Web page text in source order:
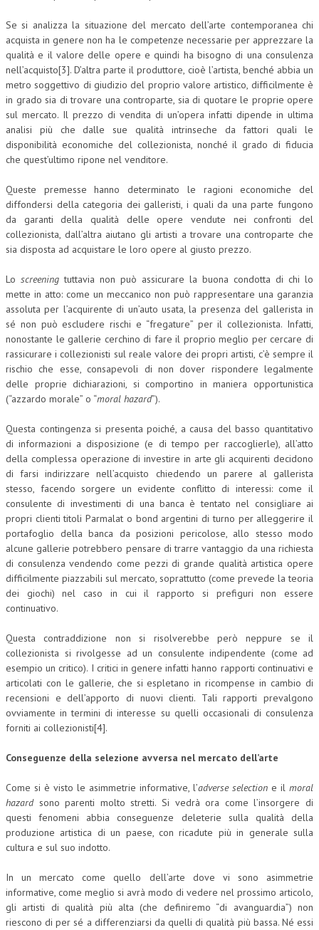
Se si analizza la situazione del mercato dell’arte contemporanea chi
acquista in genere non ha le competenze necessarie per apprezzare la
qualità e il valore delle opere e quindi ha bisogno di una consulenza
nell’acquisto[3]. D’altra parte il produttore, cioè l’artista, benché abbia un
metro soggettivo di giudizio del proprio valore artistico, difficilmente è
in grado sia di trovare una controparte, sia di quotare le proprie opere
sul mercato. Il prezzo di vendita di un’opera infatti dipende in ultima
analisi più che dalle sue qualità intrinseche da fattori quali le
disponibilità economiche del collezionista, nonché il grado di fiducia
che quest’ultimo ripone nel venditore.
Queste premesse hanno determinato le ragioni economiche del
diffondersi della categoria dei galleristi, i quali da una parte fungono
da garanti della qualità delle opere vendute nei confronti del
collezionista, dall’altra aiutano gli artisti a trovare una controparte che
sia disposta ad acquistare le loro opere al giusto prezzo.
Lo screening tuttavia non può assicurare la buona condotta di chi lo
mette in atto: come un meccanico non può rappresentare una garanzia
assoluta per l’acquirente di un’auto usata, la presenza del gallerista in
sé non può escludere rischi e “fregature” per il collezionista. Infatti,
nonostante le gallerie cerchino di fare il proprio meglio per cercare di
rassicurare i collezionisti sul reale valore dei propri artisti, c’è sempre il
rischio che esse, consapevoli di non dover rispondere legalmente
delle proprie dichiarazioni, si comportino in maniera opportunistica
(“azzardo morale” o “moral hazard”).
Questa contingenza si presenta poiché, a causa del basso quantitativo
di informazioni a disposizione (e di tempo per raccoglierle), all’atto
della complessa operazione di investire in arte gli acquirenti decidono
di farsi indirizzare nell’acquisto chiedendo un parere al gallerista
stesso, facendo sorgere un evidente conflitto di interessi: come il
consulente di investimenti di una banca è tentato nel consigliare ai
propri clienti titoli Parmalat o bond argentini di turno per alleggerire il
portafoglio della banca da posizioni pericolose, allo stesso modo
alcune gallerie potrebbero pensare di trarre vantaggio da una richiesta
di consulenza vendendo come pezzi di grande qualità artistica opere
difficilmente piazzabili sul mercato, soprattutto (come prevede la teoria
dei giochi) nel caso in cui il rapporto si prefiguri non essere
continuativo.
Questa contraddizione non si risolverebbe però neppure se il
collezionista si rivolgesse ad un consulente indipendente (come ad
esempio un critico). I critici in genere infatti hanno rapporti continuativi e
articolati con le gallerie, che si espletano in ricompense in cambio di
recensioni e dell’apporto di nuovi clienti. Tali rapporti prevalgono
ovviamente in termini di interesse su quelli occasionali di consulenza
forniti ai collezionisti[4].
Conseguenze della selezione avversa nel mercato dell’arte
Come si è visto le asimmetrie informative, l’adverse selection e il moral
hazardsono parenti molto stretti. Si vedrà ora come l’insorgere di
questi fenomeni abbia conseguenze deleterie sulla qualità della
produzione artistica di un paese, con ricadute più in generale sulla
cultura e sul suo indotto.
In un mercato come quello dell’arte dove vi sono asimmetrie
informative, come meglio si avrà modo di vedere nel prossimo articolo,
gli artisti di qualità più alta (che definiremo “di avanguardia”) non
riescono di per sé a differenziarsi da quelli di qualità più bassa. Né essi